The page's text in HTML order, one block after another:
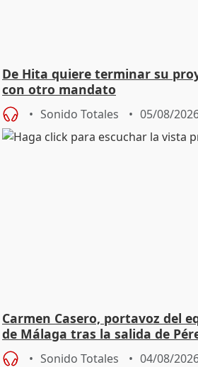
De Hita quiere terminar su
con otro mandato
Sonido Totales 05/08/
Carmen Casero, portavoz del
de Málaga tras la salida de
Sonido Totales 04/08/